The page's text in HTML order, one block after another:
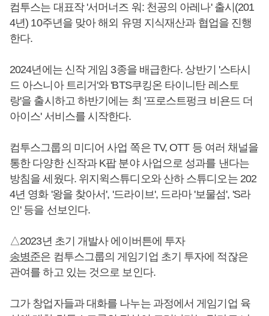
컴투스는 대표작 '서머너즈 워: 천공의 아레나' 출시(201
4년) 10주년을 맞아 해외 유명 지식재산과 협업을 진행
한다.
2024년에는 신작 게임 3종을 배급한다. 상반기 '스타시
드 아스니아 트리거'와 'BTS쿠킹온 타이니탄 레스토
랑'을 출시하고 하반기에는 최 '프로스트펑크 비욘드 더
아이스' 서비스를 시작한다.
컴투스그룹의 미디어 사업 쪽은 TV, OTT 등 여러 채널을
통한 다양한 신작과 K팝 분야 사업으로 성과를 낸다는
방침을 세웠다. 위지윅스튜디오와 산하 스튜디오는 202
4년 영화 '왕을 찾아서', '드라이브', 드라마 '보물섬', 'S라
인' 등을 선보인다.
△2023년 초기 개발사 에이버튼에 투자
송병준은 컴투스그룹의 게임기업 초기 투자에 적잖은
관여를 하고 있는 것으로 보인다.
그가 창업자들과 대화를 나누는 과정에서 게임기업 육